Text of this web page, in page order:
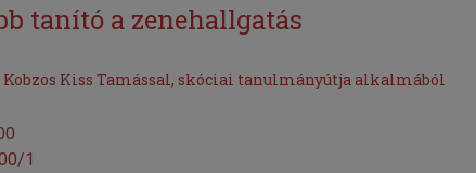
tanító a zenehallgatás
Kobzos Kiss Tamással, skóciai tanulmányútja alkalmából
1